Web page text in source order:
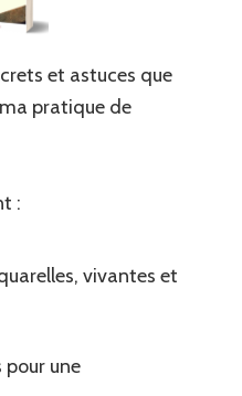
et astuces que
pratique de
:
vivantes et
pour une